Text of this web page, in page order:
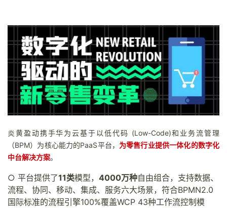
藏
炎黄盈动携手华为云基于以低代码 (Low-Code)和业务流管理
（BPM）为核心能力的PaaS平台， 为零售行业提供一体化的数字化
中台解决方案。
○ 平台提供了11类模型， 4000万种自由组合，支持数据、
流程、协同、移动、集成、服务六大场景，符合BPMN2.0
国际标准的流程引擎100%覆盖WCP 43种工作流控制模